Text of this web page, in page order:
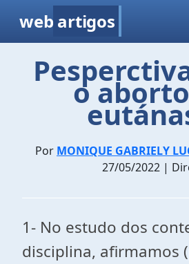
web artigos
o
Por MONIQUE GABRIELY
27/05/2022 |
1- No estudo dos
disciplina, afirmamos